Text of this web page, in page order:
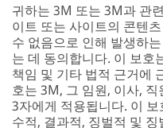
귀하는 3M 또는 3M과 관
이트 또는 사이트의 콘텐
수 없음으로 인해 발생하
는 데 동의합니다. 이 보호
책임 및 기타 법적 근거에
호는 3M, 그 임원, 이사,
3자에게 적용됩니다. 이
수적, 결과적, 징벌적 및